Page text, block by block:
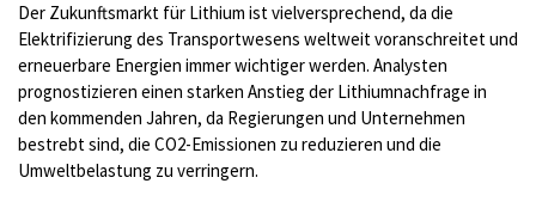
Der Zukunftsmarkt für Lithium ist vielversprechend, da die
Elektrifizierung des Transportwesens weltweit voranschreitet und
erneuerbare Energien immer wichtiger werden. Analysten
prognostizieren einen starken Anstieg der Lithiumnachfrage in
den kommenden Jahren, da Regierungen und Unternehmen
bestrebt sind, die CO2-Emissionen zu reduzieren und die
Umweltbelastung zu verringern.